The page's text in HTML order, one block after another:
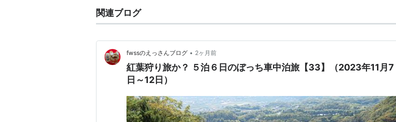
関連ブログ
fwssのえっさんブログ • 2ヶ月前
紅葉狩り旅か？ ５泊６日のぼっち車中泊旅【33】（2023年11月7
日～12日）